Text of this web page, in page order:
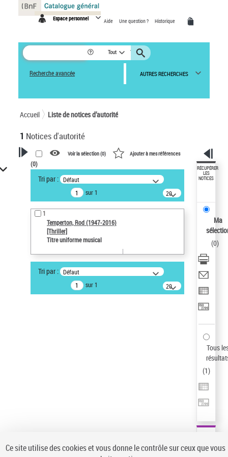
Espace personnel Aide Une question ? Historique
Tout
Recherche avancée AUTRES RECHERCHES
Accueil Liste de notices d’autorité
1 Notices d'autorité
VOTRE RECHERCHE
Recherche avancée dans les
notices d’autorité
Œuvres liées à l'auteur :
Temperton, Rod (1947-2016)
Sauvegarder votre recherche
AFFINER
Type de notice d'autorité
Voir la sélection (0) Ajouter à mes références
(0)
Tri par : Défaut
sur 1
20
résultats/page
1
Temperton, Rod (1947-2016)
[Thriller]
Titre uniforme musical
Tri par : Défaut
sur 1
20
résultats/page
RÉCUPÉRER
LES
NOTICES
Ma
(0)
Tous
(1)
Panneau de gestion des cookies
Ce site utilise des cookies et vous donne le contrôle sur ceux que vous